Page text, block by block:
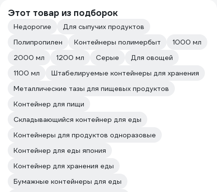
Этот товар из подборок
Недорогие
Для сыпучих продуктов
Полипропилен
Контейнеры полимербыт
1000 мл
2000 мл
1200 мл Серые
Для овощей
1100 мл
Штабелируемые контейнеры для хранения
Металлические тазы для пищевых продуктов
Контейнер для пищи
Складывающийся контейнер для еды
Контейнеры для продуктов одноразовые
Контейнер для еды япония
Контейнер для хранения еды
Бумажные контейнеры для еды